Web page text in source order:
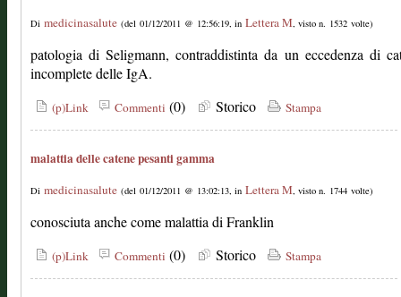
Di medicinasalute (del 01/12/2011 @ 12:56:19, in Lettera M, visto n. 1532 volte)
patologia di Seligmann, contraddistinta da un eccedenza di
incomplete delle IgA.
(p)Link Commenti (0) Storico Stampa
malattia delle catene pesanti gamma
Di medicinasalute (del 01/12/2011 @ 13:02:13, in Lettera M, visto n. 1744 volte)
conosciuta anche come malattia di Franklin
(p)Link Commenti (0) Storico Stampa